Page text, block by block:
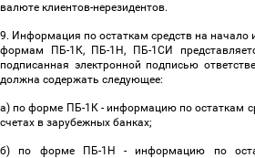
валюте клиентов-нерезидентов.
9. Информация по остаткам средств на начало
формам ПБ-1К, ПБ-1Н, ПБ-1СИ
подписанная электронной подписью
должна содержать следующее:
а) по форме ПБ-1К - информацию по остаткам
счетах в зарубежных банках;
б) по форме ПБ-1Н - информацию по